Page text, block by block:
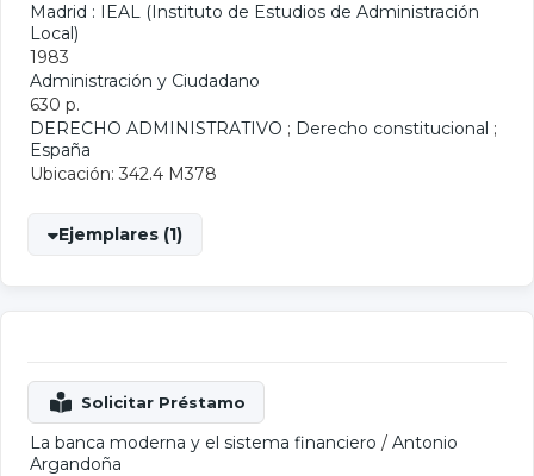
Madrid : IEAL (Instituto de Estudios de Administración
Local)
1983
Administración y Ciudadano
630 p.
DERECHO ADMINISTRATIVO ; Derecho constitucional ;
España
Ubicación: 342.4 M378
Ejemplares (1)
La banca moderna y el sistema financiero / Antonio
Argandoña